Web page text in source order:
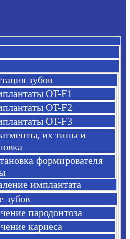
зубов
OT-F1
OT-F2
OT-F3
их типы и
формирователя
имплантата
зубов
пародонтоза
кариеса